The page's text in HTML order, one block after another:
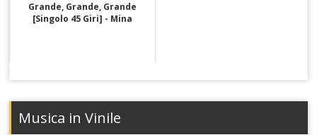
Grande, Grande, Grande
[Singolo 45 Giri] - Mina
Musica in Vinile